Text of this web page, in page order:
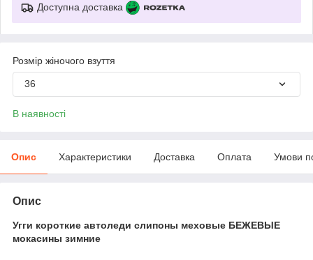
Доступна доставка
Розмір жіночого взуття
36
В наявності
Опис Характеристики Доставка Оплата Умови
Опис
Угги короткие автоледи слипоны меховые БЕЖЕВЫЕ
мокасины зимние